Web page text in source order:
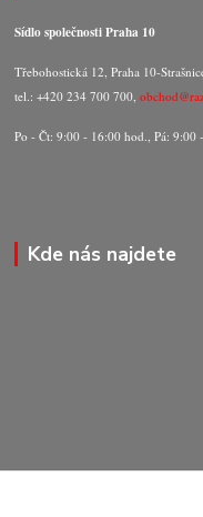
Sídlo společnosti Praha 10
Třebohostická 12, Praha 10-
tel.: +420 234 700 700,
Po - Čt: 9:00 - 16:00 hod., Pá: 9:00
Kde nás najdete